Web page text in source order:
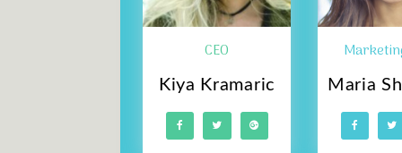
CEO
Kiya Kramaric Maria